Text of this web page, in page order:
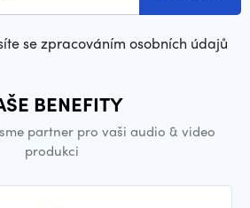
se zpracováním osobních údajů
BENEFITY
partner pro vaši audio & video
produkci